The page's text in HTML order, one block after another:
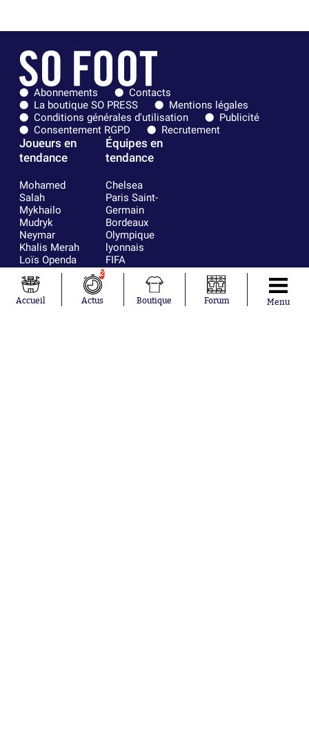
Abonnements
Contacts
La boutique SO PRESS
Mentions légales
Conditions générales d'utilisation
Publicité
Consentement RGPD
Recrutement
Joueurs en
tendance
Mohamed
Salah
Mykhailo
Mudryk
Neymar
Khalis Merah
Loïs Openda
Niakhaté
Nicolás
Tagliafico
Équipes en
tendance
Chelsea
Paris Saint-
Germain
Bordeaux
Olympique
lyonnais
FIFA
Real Madrid
RC Strasbourg
AC Milan
France
Accueil
2
Actus Boutique Forum Menu